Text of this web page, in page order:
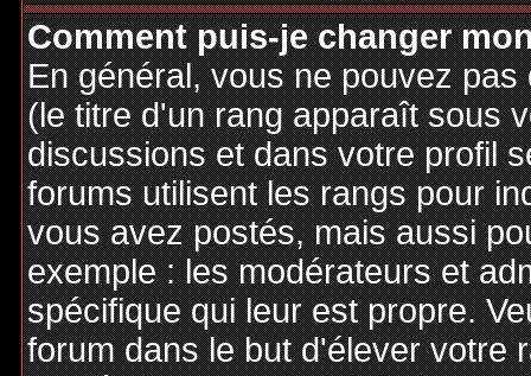
Comment puis-je changer
En général, vous ne pouvez
(le titre d'un rang apparaît sous
discussions et dans votre profil
forums utilisent les rangs pour
vous avez postés, mais aussi
exemple : les modérateurs et
spécifique qui leur est propre.
forum dans le but d'élever votre